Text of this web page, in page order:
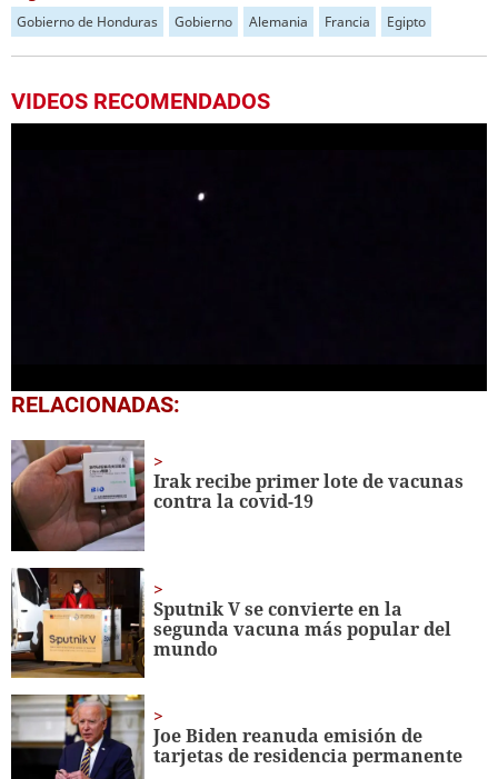
Gobierno de Honduras Gobierno Alemania Francia Egipto
VIDEOS RECOMENDADOS
0
seconds
3
minutes,
55
seconds
RELACIONADAS:
Irak recibe primer lote de vacunas
contra la covid-19
Sputnik V se convierte en la
segunda vacuna más popular del
mundo
Joe Biden reanuda emisión de
tarjetas de residencia permanente